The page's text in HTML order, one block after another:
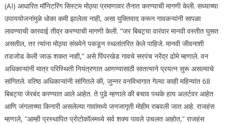
(AI) आधारित मॉनिटरिंग सिस्टम मोठ्या प्रमाणावर तैनात करण्याची मागणी केली. सध्याच्या
उपाययोजनांमुळे धोका कमी झालेला नाही, असा युक्तिवाद करून गावकऱ्यांनी सापळा
लावण्याची कारवाई तीव्र करण्याची मागणी केली. “जर बिबट्या वारंवार मानवी वस्तीत घुसत
असतील, तर त्यांना मोठ्या संख्येने पकडून स्थलांतरित केले पाहिजे. मानवी जीवनाशी
तडजोड केली जाऊ शकत नाही,” असे पिंपरखेड गावचे सरपंच नरेंद्र ढोमे म्हणाले. वन
अधिकाऱ्यांनी मात्र परिस्थिती नियंत्रणात आणण्यासाठी सातत्याने प्रयत्न सुरू असल्याचे
सांगितले. वरिष्ठ अधिकाऱ्यांनी सांगितले की, जुन्नर वनविभागात गेल्या काही महिन्यांत 68
बिबट्या जेरबंद करण्यात आले आहेत. ते पुढे म्हणाले की बचाव पथके हाय अलर्टवर आहेत
आणि जंगलाच्या किनारी असलेल्या गावांमध्ये जनजागृती मोहीम राबवली जात आहे. राजहंस
म्हणाले, “आम्ही प्रस्थापित प्रोटोकॉलमध्ये सर्व शक्य पावले उचलत आहोत,” राजहंस